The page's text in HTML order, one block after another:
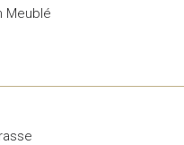
Meublé